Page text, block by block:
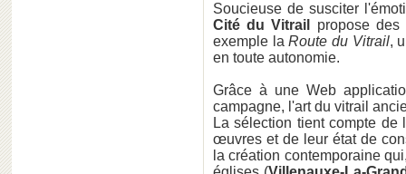
Soucieuse de susciter
Cité du Vitrail propose
exemple laRoute du Vitrail,
en toute autonomie.
Grâce à une Web
campagne, l'art du vitrail
La sélection tient compte de
œuvres et de leur état de
la création contemporaine